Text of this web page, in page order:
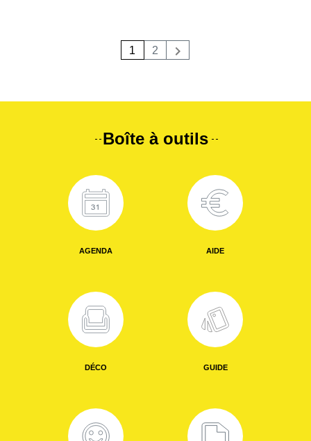
1
2
Boîte à outils
AGENDA AIDE
DÉCO GUIDE